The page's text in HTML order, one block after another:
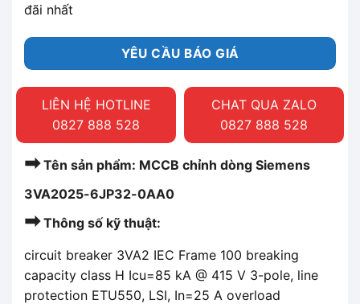
đãi nhất
YÊU CẦU BÁO GIÁ
LIÊN HỆ HOTLINE
0827 888 528
CHAT QUA ZALO
0827 888 528
➡Tên sản phẩm: MCCB chỉnh dòng Siemens
3VA2025-6JP32-0AA0
➡Thông số kỹ thuật:
circuit breaker 3VA2 IEC Frame 100 breaking
capacity class H Icu=85 kA @ 415 V 3-pole, line
protection ETU550, LSI, In=25 A overload